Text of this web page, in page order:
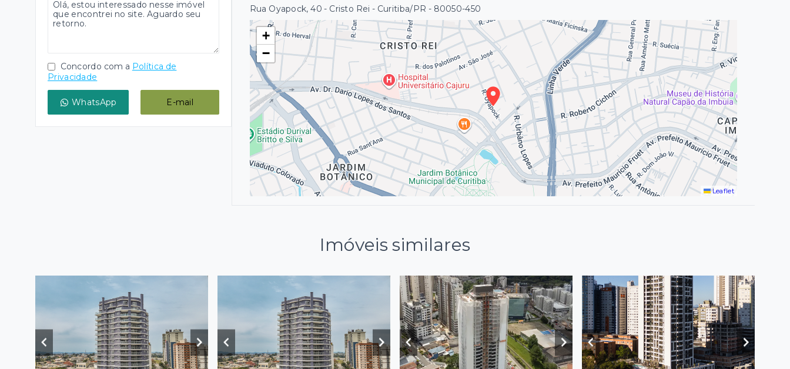
Rua Oyapock, 40 - Cristo Rei - Curitiba/PR - 80050-450
+
−
Leaflet
Concordo com a Política de
Privacidade
WhatsApp E-mail
Imóveis similares